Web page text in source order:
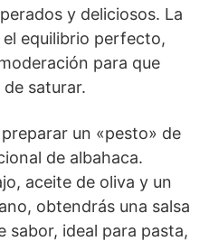
y deliciosos. La
equilibrio perfecto,
para que
saturar.
un «pesto» de
de albahaca.
aceite de oliva y un
obtendrás una salsa
sabor, ideal para pasta,